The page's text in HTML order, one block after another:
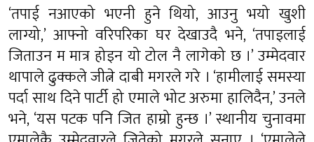
‘तपाई नआएको भएनी हुने थियो, आउनु भयो खुशी
लाग्यो,’ आफ्नो वरिपरिका घर देखाउदै भने, ‘तपाइलाई
जिताउन म मात्र होइन यो टोल नै लागेको छ ।’ उम्मेदवार
थापाले ढुक्कले जीत्ने दाबी मगरले गरे । ‘हामीलाई समस्या
पर्दा साथ दिने पार्टी हो एमाले भोट अरुमा हालिदैन,’ उनले
भने, ‘यस पटक पनि जित हाम्रो हुन्छ ।’ स्थानीय चुनावमा